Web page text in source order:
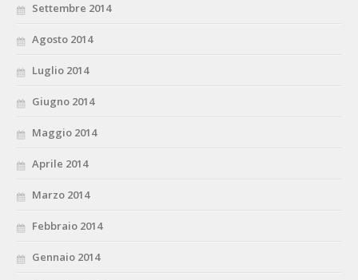
Settembre 2014
Agosto 2014
Luglio 2014
Giugno 2014
Maggio 2014
Aprile 2014
Marzo 2014
Febbraio 2014
Gennaio 2014